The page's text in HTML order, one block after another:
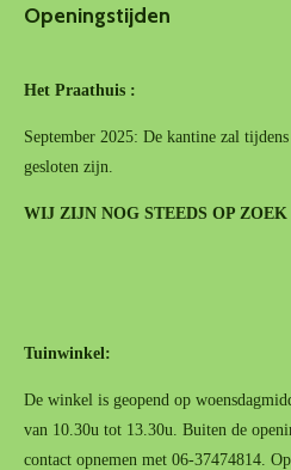
Openingstijden
Het Praathuis :
September 2025: De kantine zal
gesloten zijn.
WIJ ZIJN NOG STEEDS OP
Tuinwinkel:
De winkel is geopend op
van 10.30u tot 13.30u. Buiten de
contact opnemen met 06-37474814.